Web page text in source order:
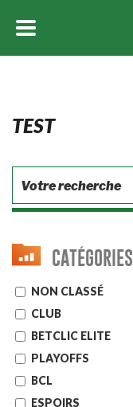
TEST
CATÉGORIES
NON CLASSÉ
CLUB
BETCLIC ELITE
PLAYOFFS
BCL
ESPOIRS